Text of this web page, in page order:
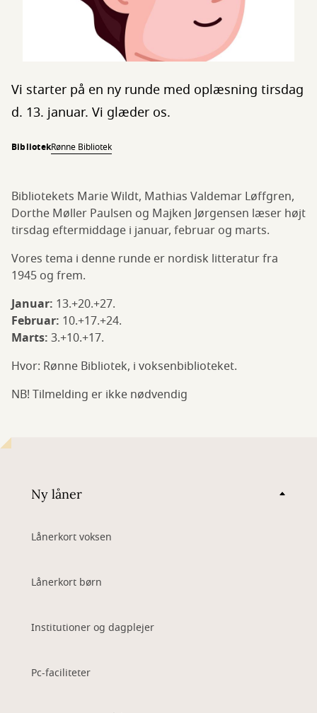
Vi starter på en ny runde med oplæsning tirsdag
d. 13. januar. Vi glæder os.
BibliotekRønne Bibliotek
Bibliotekets Marie Wildt, Mathias Valdemar Løffgren,
Dorthe Møller Paulsen og Majken Jørgensen læser højt
tirsdag eftermiddage i januar, februar og marts.
Vores tema i denne runde er nordisk litteratur fra
1945 og frem.
Januar: 13.+20.+27.
Februar: 10.+17.+24.
Marts: 3.+10.+17.
Hvor: Rønne Bibliotek, i voksenbiblioteket.
NB! Tilmelding er ikke nødvendig
Ny låner
Lånerkort voksen
Lånerkort børn
Institutioner og dagplejer
Pc-faciliteter